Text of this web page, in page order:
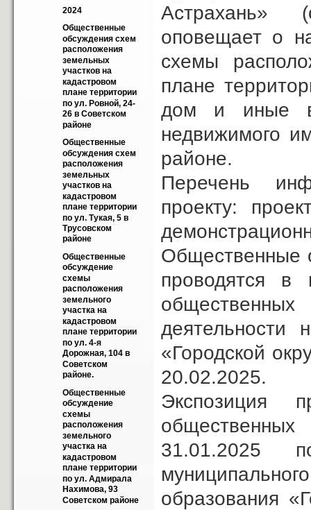
2024
Общественные
обсуждения схем
расположения
земельных
участков на
кадастровом
плане территории
по ул. Ровной, 24-
26 в Советском
районе
Общественные
обсуждения схем
расположения
земельных
участков на
кадастровом
плане территории
по ул. Тукая, 5 в
Трусовском
районе
Общественные
обсуждение
схемы
расположения
земельного
участка на
кадастровом
плане территории
по ул. 4-я
Дорожная, 104 в
Советском
районе.
Общественные
обсуждение
схемы
расположения
земельного
участка на
кадастровом
плане территории
по ул. Адмирала
Нахимова, 93
Советском районе
Астрахань»
оповещает о
схемы
плане
дом и иные
недвижимого
районе.
Перечень
проекту:
Общественные
проводятся в
общественных
деятельности
«Городской
20.02.2025.
Экспозиция
31.01.2025
образования